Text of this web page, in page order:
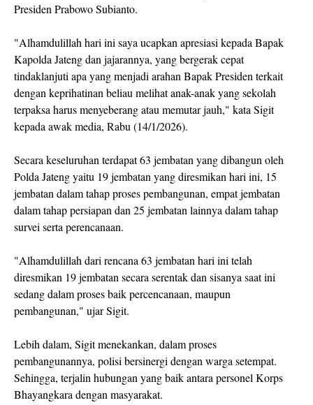
Presiden Prabowo Subianto.
"Alhamdulillah hari ini saya ucapkan apresiasi kepada Bapak
Kapolda Jateng dan jajarannya, yang bergerak cepat
tindaklanjuti apa yang menjadi arahan Bapak Presiden terkait
dengan keprihatinan beliau melihat anak-anak yang sekolah
terpaksa harus menyeberang atau memutar jauh," kata Sigit
kepada awak media, Rabu (14/1/2026).
Secara keseluruhan terdapat 63 jembatan yang dibangun oleh
Polda Jateng yaitu 19 jembatan yang diresmikan hari ini, 15
jembatan dalam tahap proses pembangunan, empat jembatan
dalam tahap persiapan dan 25 jembatan lainnya dalam tahap
survei serta perencanaan.
"Alhamdulillah dari rencana 63 jembatan hari ini telah
diresmikan 19 jembatan secara serentak dan sisanya saat ini
sedang dalam proses baik percencanaan, maupun
pembangunan," ujar Sigit.
Lebih dalam, Sigit menekankan, dalam proses
pembangunannya, polisi bersinergi dengan warga setempat.
Sehingga, terjalin hubungan yang baik antara personel Korps
Bhayangkara dengan masyarakat.